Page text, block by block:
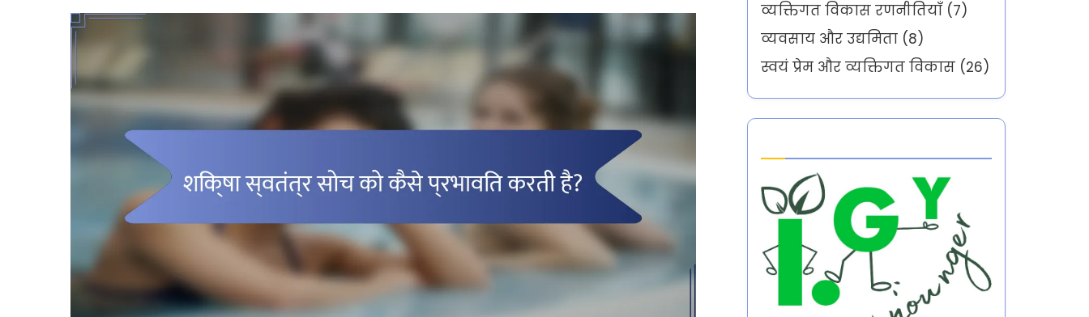
व्यक्तिगत विकास रणनीतियाँ (7)
व्यवसाय और उद्यमिता (8)
स्वयं प्रेम और व्यक्तिगत विकास (26)